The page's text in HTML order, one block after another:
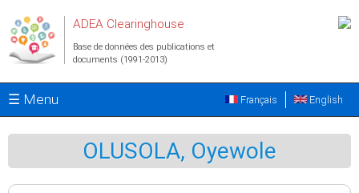
ADEA Clearinghouse
Base de données des publications et
documents (1991-2013)
☰ Menu English
Français
OLUSOLA, Oyewole